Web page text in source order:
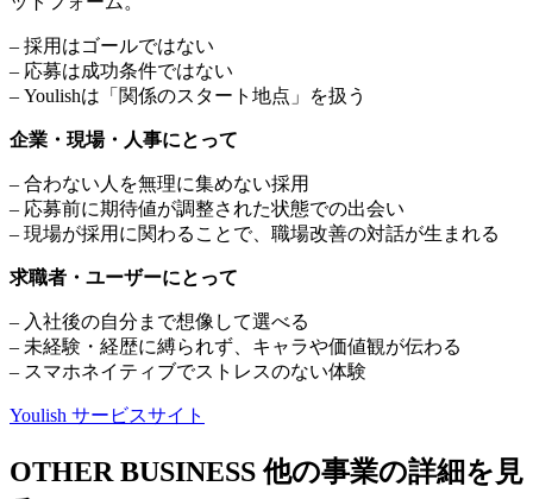
– 採用はゴールではない
– 応募は成功条件ではない
– Youlishは「関係のスタート地点」を扱う
企業・現場・人事にとって
– 合わない人を無理に集めない採用
– 応募前に期待値が調整された状態での出会い
– 現場が採用に関わることで、職場改善の対話が生まれる
求職者・ユーザーにとって
– 入社後の自分まで想像して選べる
– 未経験・経歴に縛られず、キャラや価値観が伝わる
– スマホネイティブでストレスのない体験
Youlish サービスサイト
OTHER BUSINESS他の事業の詳細を見